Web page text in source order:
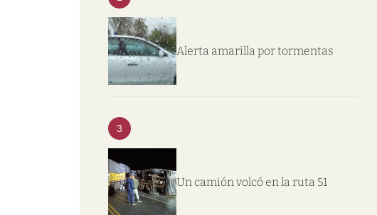
Alerta amarilla por tormentas
3
Un camión volcó en la ruta 51